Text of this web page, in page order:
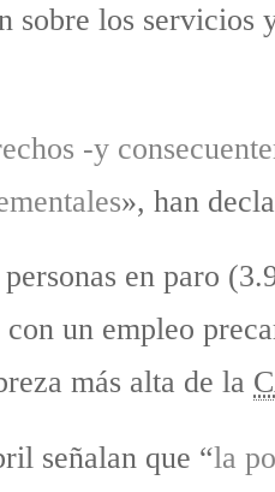
los servicios
-y
», han
en paro
un empleo
más alta de la
señalan que “la